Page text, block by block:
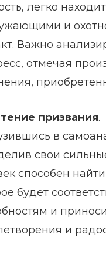
легко
и
Важно
отмечая
призвания.
в
свои
способен
будет
и
и